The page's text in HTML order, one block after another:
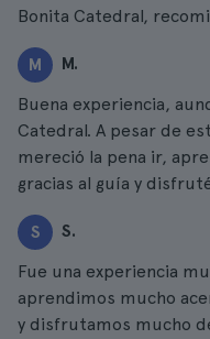
Bonita Catedral,
M M.
Buena experiencia,
Catedral. A pesar de
mereció la pena ir,
gracias al guía y
S S.
Fue una experiencia
aprendimos mucho
y disfrutamos mucho